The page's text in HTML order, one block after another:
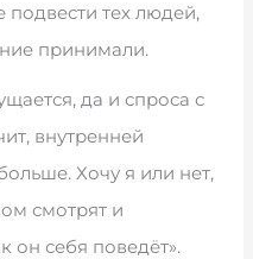
тех людей,
принимали.
да и спроса с
внутренней
Хочу я или нет,
смотрят и
себя поведёт».